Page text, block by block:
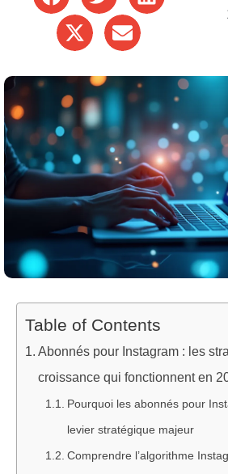
Table of Contents
Abonnés pour Instagram : les
croissance qui fonctionnent en
Pourquoi les abonnés pour
levier stratégique majeur
Comprendre l’algorithme